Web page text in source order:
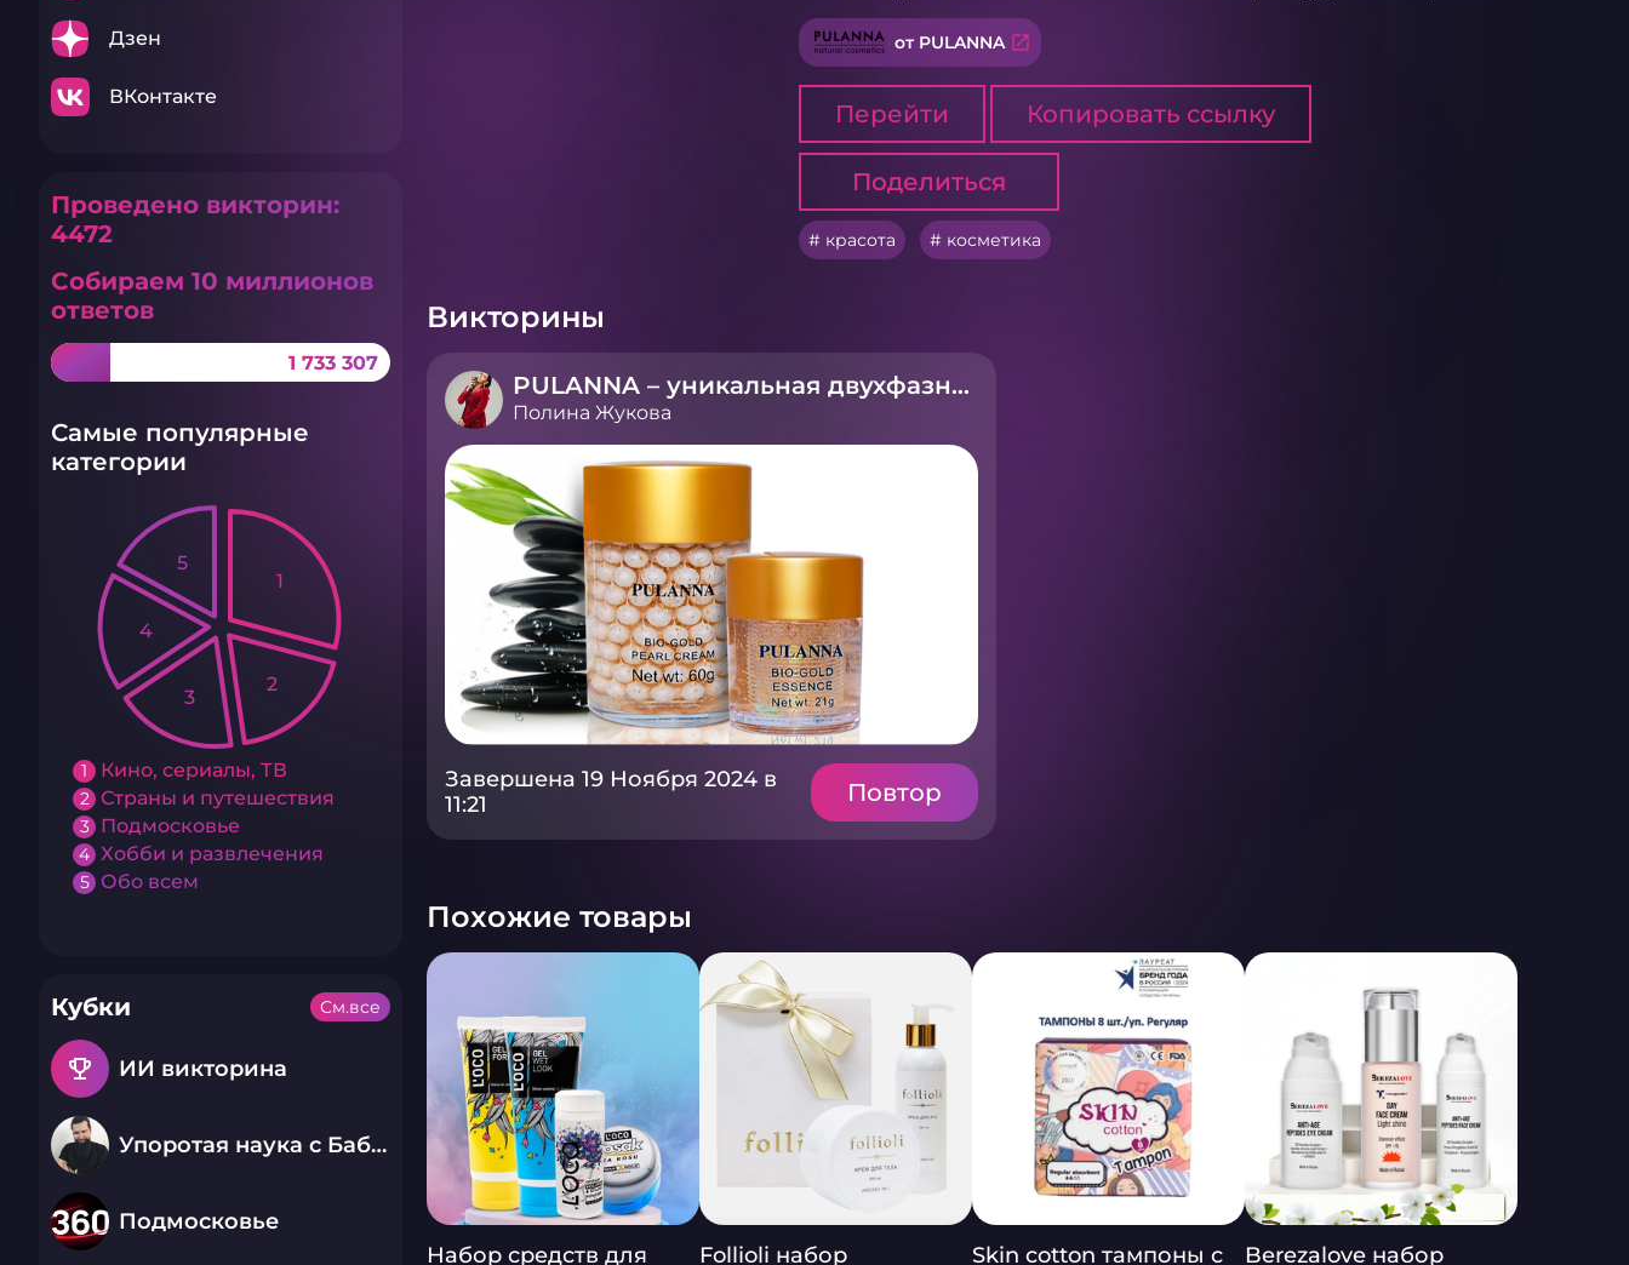
Дзен
ВКонтакте
Проведено викторин:
4472
Собираем 10 миллионов
ответов
1 733 307
Самые популярные
категории
1 Кино, сериалы, ТВ
2 Страны и путешествия
3 Подмосковье
4 Хобби и развлечения
5 Обо всем
1
2
3
4
5
Кубки
emoji_events ИИ викторина
Упоротая наука с Бабаем Лютым
Подмосковье
См.все
от PULANNA open_in_new
Перейти Копировать ссылку
Поделиться
Поделиться
красота косметика
Викторины
PULANNA – уникальная двухфазная косметика
Полина Жукова
Завершена 19 Ноября 2024 в
11:21
Повтор
Похожие товары
Набор средств для
Follioli набор
Skin cotton тампоны с
Berezalove набор